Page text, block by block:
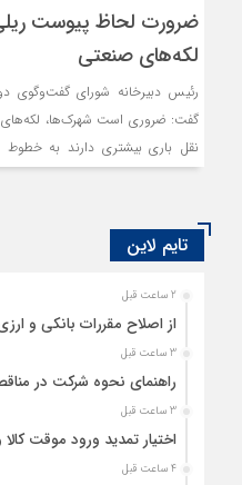
ضرورت لحاظ پیوست
لکه‌های صنعتی
رئیس دبیرخانه شورای
گفت: ضروری است شهرک‌ها،
نقل باری بیشتری دارند به
تایم لاین
2 ساعت قبل
از اصلاح مقررات بانکی و
3 ساعت قبل
راهنمای نحوه شرکت در
3 ساعت قبل
اختیار تمدید ورود موقت
4 ساعت قبل